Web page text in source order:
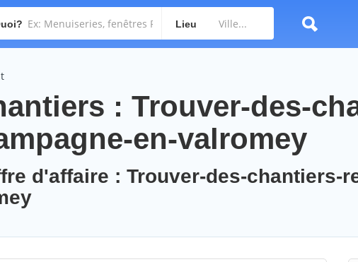
Lieu
: Trouver-des-
en-valromey
d'affaire : Trouver-des-chantiers-